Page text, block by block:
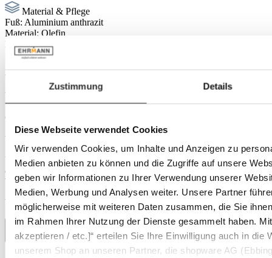
Zustimmung Details
Diese Webseite verwendet Cookies
Wir verwenden Cookies, um Inhalte und Anzeigen zu
Medien anbieten zu können und die Zugriffe auf unsere
geben wir Informationen zu Ihrer Verwendung unserer
Medien, Werbung und Analysen weiter. Unsere Partner
möglicherweise mit weiteren Daten zusammen, die Sie
im Rahmen Ihrer Nutzung der Dienste gesammelt haben.
akzeptieren / etc.]“ erteilen Sie Ihre Einwilligung auch in die
unserem Shop an unseren Partner, die shopware AG
Material & Pflege
Fuß: Aluminium anthrazit
Material: Olefin
Produktnummer:
Ausstattung
Versand
Große und sperrige Pakete versenden wir als Sperrgut mit DHL.
Sobald die Ware unser Lager verlässt, erhalten Sie eine
Versandbestätigung per E-Mail inklusive Sendungsverfolgung.
Über die Sendungsverfolgung können Sie Ihre Lieferung jederzeit
online verfolgen und bei Bedarf Zustelloptionen wie
Wunschzustelltag oder Lieferung an einen Nachbarn festlegen.
Versandkosten: 19,95 €